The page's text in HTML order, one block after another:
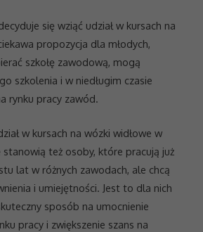
się wziąć udział w kursach na
propozycja dla młodych,
szkołę zawodową, mogą
szkolenia i w niedługim czasie
rynku pracy zawód.
w kursach na wózki widłowe w
stanowią też osoby, które pracują już
lat w różnych zawodach, ale chcą
i umiejętności. Jest to dla nich
sposób na umocnienie
pracy i zwiększenie szans na